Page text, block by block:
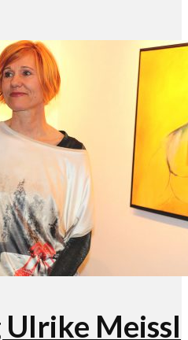
Meissl